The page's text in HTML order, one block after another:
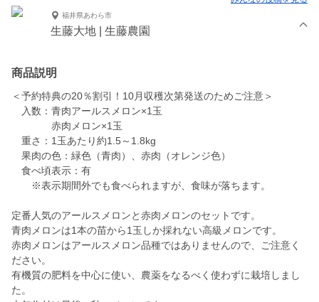
福井県あわら市
生藤大地 | 生藤農園
商品説明
＜予約特典の20％割引！10月収穫次第発送のためご注意＞
入数：青肉アールスメロン×1玉
赤肉メロン×1玉
重さ：1玉あたり約1.5～1.8kg
果肉の色：緑色（青肉）、赤肉（オレンジ色）
食べ頃表示：有
※表示期間外でも食べられますが、食味が落ちます。
定番人気のアールスメロンと赤肉メロンのセットです。
青肉メロンは1本の苗から1玉しか採れない高級メロンです。
赤肉メロンはアールスメロン品種ではありませんので、ご注意く
ださい。
有機質の肥料を中心に使い、農薬をなるべく使わずに栽培しまし
た。